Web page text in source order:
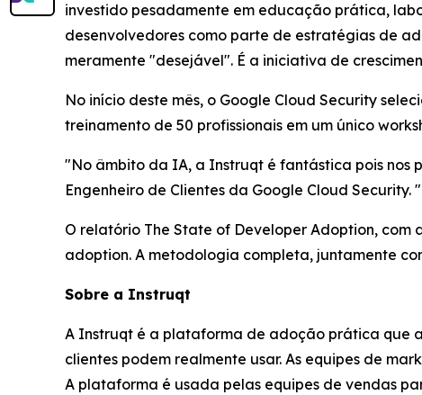
investido pesadamente em educação prática,
desenvolvedores como parte de estratégias de
meramente "desejável". É a iniciativa de
No início deste mês, o Google Cloud Security
treinamento de 50 profissionais em um único
"No âmbito da IA, a Instruqt é fantástica pois nos
Engenheiro de Clientes da Google Cloud Security.
O relatório The State of Developer Adoption, com
adoption. A metodologia completa, juntamente
Sobre a Instruqt
A Instruqt é a plataforma de adoção prática que
clientes podem realmente usar. As equipes de
A plataforma é usada pelas equipes de vendas